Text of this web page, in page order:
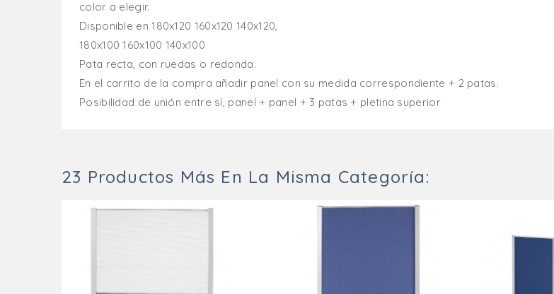
color a elegir.
Disponible en 180x120 160x120 140x120,
180x100 160x100 140x100
Pata recta, con ruedas o redonda.
En el carrito de la compra añadir panel con su medida correspondiente + 2 patas.
Posibilidad de unión entre sí, panel + panel + 3 patas + pletina superior
23 Productos Más En La Misma Categoría: